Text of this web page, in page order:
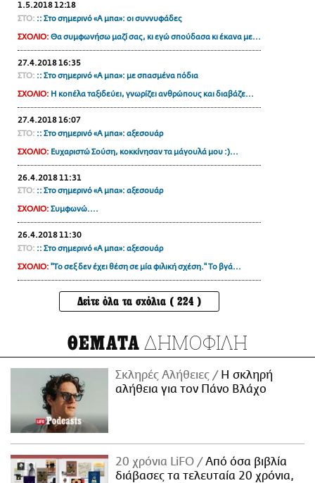
1.5.2018 12:18
ΣΤΟ: :: Στο σημερινό «Α μπα»: οι συννυφάδες
ΣΧΟΛΙΟ: Θα συμφωνήσω μαζί σας, κι εγώ σπούδασα κι έκανα με...
27.4.2018 16:35
ΣΤΟ: :: Στο σημερινό «Α μπα»: με σπασμένα πόδια
ΣΧΟΛΙΟ: Η κοπέλα ταξιδεύει, γνωρίζει ανθρώπους και διαβάζε...
27.4.2018 16:07
ΣΤΟ: :: Στο σημερινό «Α μπα»: αξεσουάρ
ΣΧΟΛΙΟ: Ευχαριστώ Σούση, κοκκίνησαν τα μάγουλά μου :)...
26.4.2018 11:31
ΣΤΟ: :: Στο σημερινό «Α μπα»: αξεσουάρ
ΣΧΟΛΙΟ: Συμφωνώ....
26.4.2018 11:30
ΣΤΟ: :: Στο σημερινό «Α μπα»: αξεσουάρ
ΣΧΟΛΙΟ: "Το σεξ δεν έχει θέση σε μία φιλική σχέση." Το βγά...
Δείτε όλα τα σχόλια ( 224 )
ΘΕΜΑΤΑ ΔΗΜΟΦΙΛΗ
Σκληρές Αλήθειες
H σκληρή
αλήθεια για τον Πάνο Βλάχο
20 χρόνια LiFO
Από όσα βιβλία
διάβασες τα τελευταία 20 χρόνια,